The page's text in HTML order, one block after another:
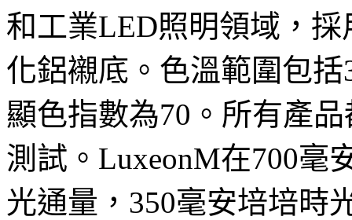
和工業LED照明領域，
化鋁襯底。色溫範圍包
顯色指數為70。所有產
測試。LuxeonM在700毫
光通量，350毫安培培時